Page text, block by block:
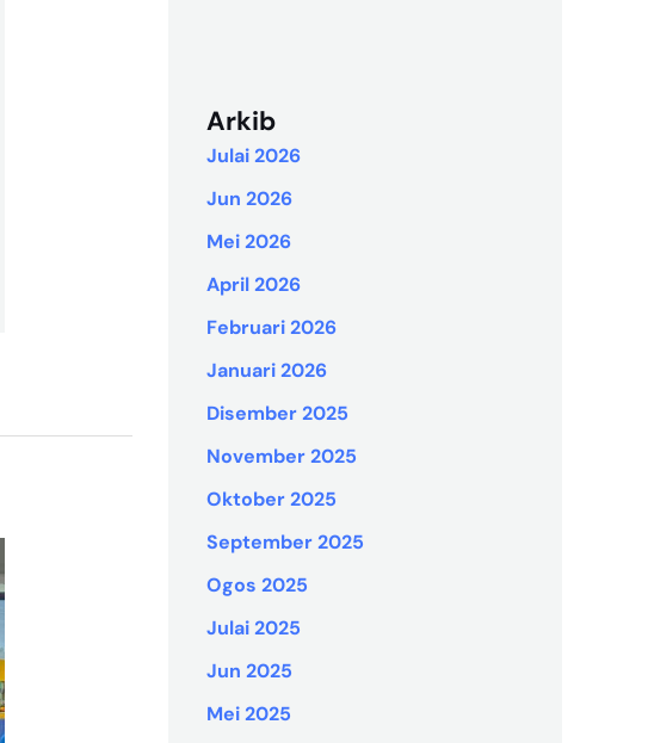
Arkib
Julai 2026
Jun 2026
Mei 2026
April 2026
Februari 2026
Januari 2026
Disember 2025
November 2025
Oktober 2025
September 2025
Ogos 2025
Julai 2025
Jun 2025
Mei 2025